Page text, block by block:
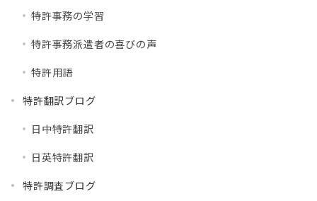
特許事務の学習
特許事務派遣者の喜びの声
特許用語
特許翻訳ブログ
日中特許翻訳
日英特許翻訳
特許調査ブログ